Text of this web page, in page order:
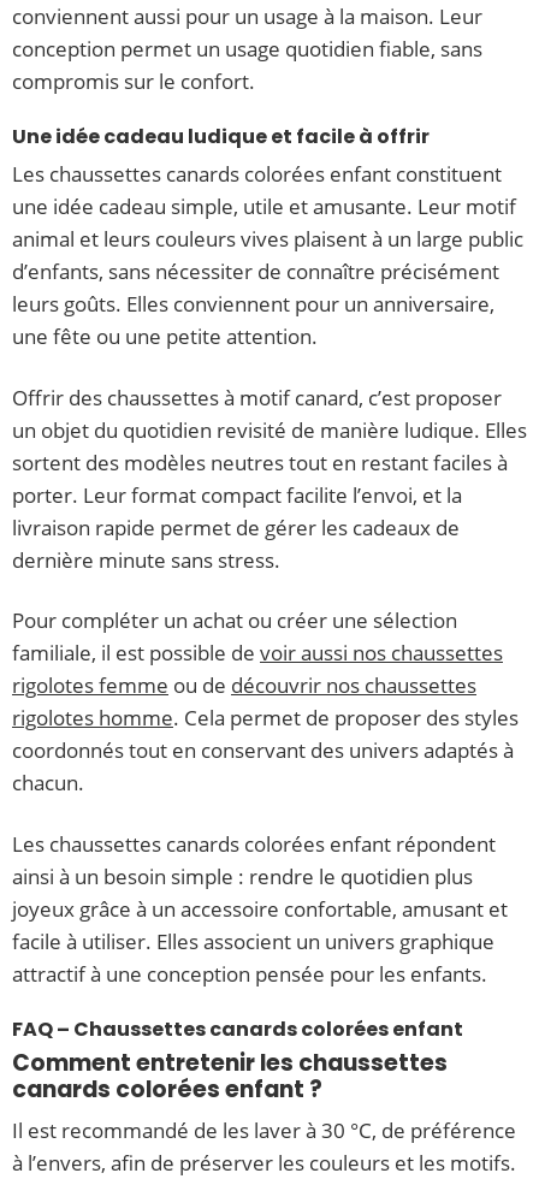
conviennent aussi pour un usage à la maison. Leur
conception permet un usage quotidien fiable, sans
compromis sur le confort.
Une idée cadeau ludique et facile à offrir
Les chaussettes canards colorées enfant constituent
une idée cadeau simple, utile et amusante. Leur motif
animal et leurs couleurs vives plaisent à un large public
d’enfants, sans nécessiter de connaître précisément
leurs goûts. Elles conviennent pour un anniversaire,
une fête ou une petite attention.
Offrir des chaussettes à motif canard, c’est proposer
un objet du quotidien revisité de manière ludique. Elles
sortent des modèles neutres tout en restant faciles à
porter. Leur format compact facilite l’envoi, et la
livraison rapide permet de gérer les cadeaux de
dernière minute sans stress.
Pour compléter un achat ou créer une sélection
familiale, il est possible de voir aussi nos chaussettes
rigolotes femme ou de découvrir nos chaussettes
rigolotes homme. Cela permet de proposer des styles
coordonnés tout en conservant des univers adaptés à
chacun.
Les chaussettes canards colorées enfant répondent
ainsi à un besoin simple : rendre le quotidien plus
joyeux grâce à un accessoire confortable, amusant et
facile à utiliser. Elles associent un univers graphique
attractif à une conception pensée pour les enfants.
FAQ – Chaussettes canards colorées enfant
Comment entretenir les chaussettes
canards colorées enfant ?
Il est recommandé de les laver à 30 °C, de préférence
à l’envers, afin de préserver les couleurs et les motifs.